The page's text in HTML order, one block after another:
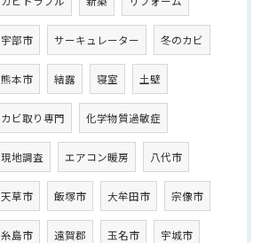
宇部市 サーキュレーター 冬のカビ
熊本市 結露 寝室 土壁
カビ取り専門 化学物質過敏症
現地調査 エアコン暖房 八代市
天草市 飯塚市 大牟田市 宗像市
糸島市 遠賀郡 玉名市 宇城市